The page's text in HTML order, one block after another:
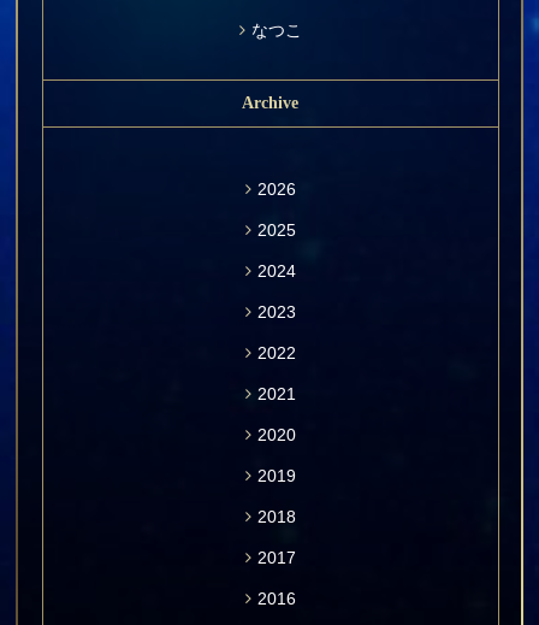
なつこ
Archive
2026
2025
2024
2023
2022
2021
2020
2019
2018
2017
2016